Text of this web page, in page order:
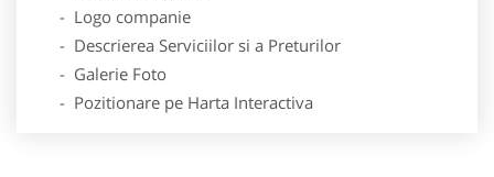
- Logo companie
- Descrierea Serviciilor si a Preturilor
- Galerie Foto
- Pozitionare pe Harta Interactiva